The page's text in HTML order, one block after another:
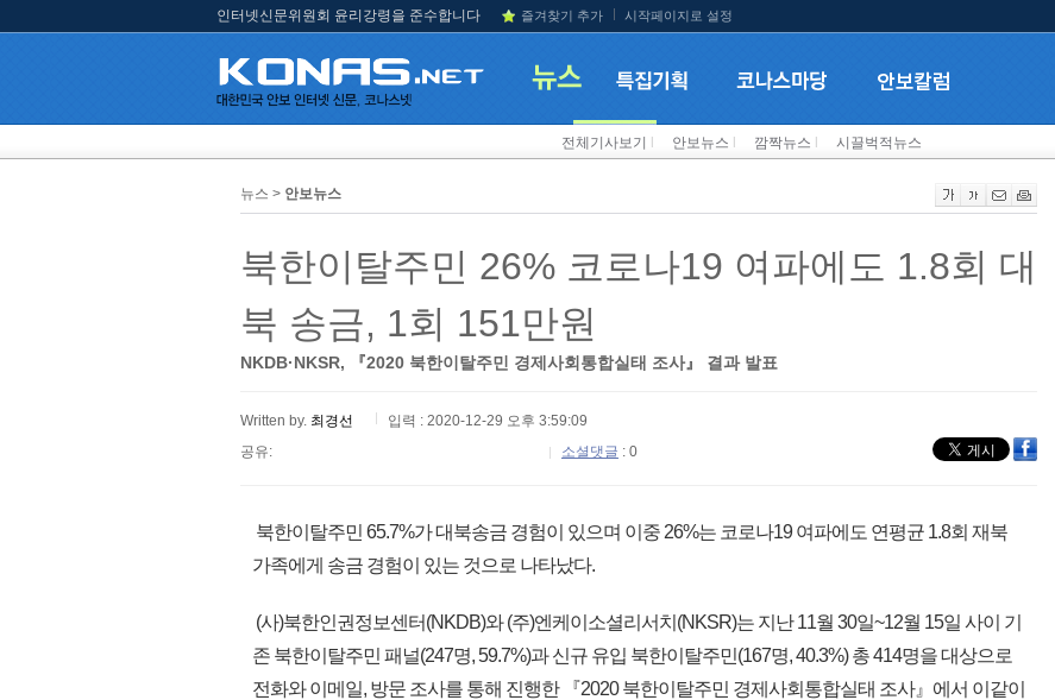
인터넷신문위원회 윤리강령을 준수합니다 즐겨찾기 추가 시작페이지로 설정
전체기사보기 안보뉴스 깜짝뉴스 시끌벅적뉴스
뉴스 > 안보뉴스
북한이탈주민 26% 코로나19 여파에도 1.8회 대
북 송금, 1회 151만원
NKDB·NKSR, 『2020 북한이탈주민 경제사회통합실태 조사』 결과 발표
Written by. 최경선
입력 : 2020-12-29 오후 3:59:09
공유:
소셜댓글 : 0
북한이탈주민 65.7%가 대북송금 경험이 있으며 이중 26%는 코로나19 여파에도 연평균 1.8회 재북
가족에게 송금 경험이 있는 것으로 나타났다.
(사)북한인권정보센터(NKDB)와 (주)엔케이소셜리서치(NKSR)는 지난 11월 30일~12월 15일 사이 기
존 북한이탈주민 패널(247명, 59.7%)과 신규 유입 북한이탈주민(167명, 40.3%) 총 414명을 대상으로
전화와 이메일, 방문 조사를 통해 진행한 『2020 북한이탈주민 경제사회통합실태 조사』에서 이같이